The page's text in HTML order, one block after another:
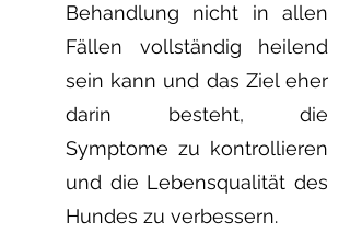
Behandlung nicht in allen
Fällen vollständig heilend
sein kann und das Ziel eher
darin besteht, die
Symptome zu kontrollieren
und die Lebensqualität des
Hundes zu verbessern.